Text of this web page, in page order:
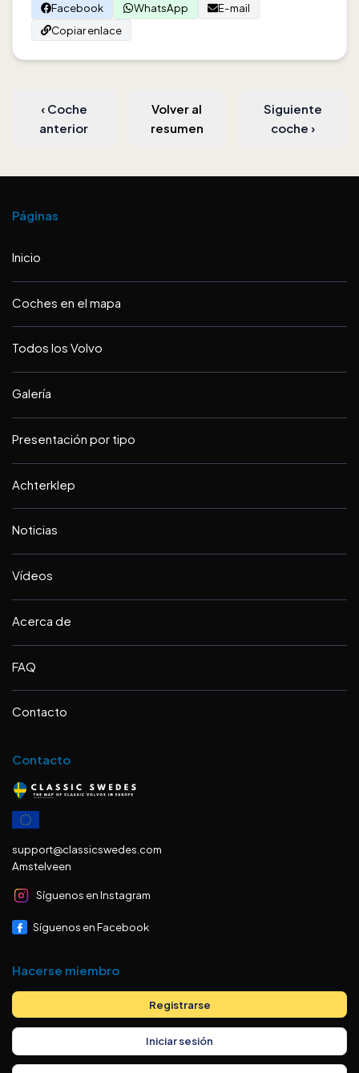
Facebook
WhatsApp
E-mail
Copiar enlace
‹ Coche
anterior
Volver al
resumen
Siguiente
coche ›
Páginas
Inicio
Coches en el mapa
Todos los Volvo
Galería
Presentación por tipo
Achterklep
Noticias
Vídeos
Acerca de
FAQ
Contacto
Contacto
support@classicswedes.com
Amstelveen
Síguenos en Instagram
Síguenos en Facebook
Hacerse miembro
Registrarse
Iniciar sesión